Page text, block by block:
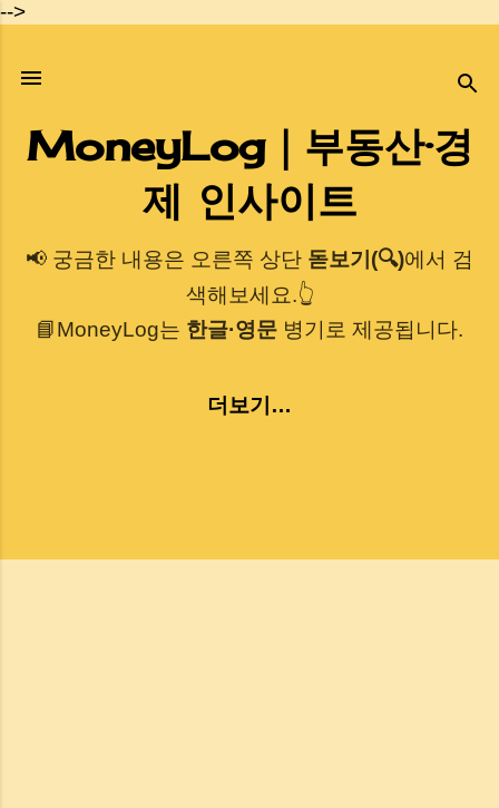
-->
기본 콘텐츠로 건너뛰기
MoneyLog｜부동산·경
제 인사이트
📢 궁금한 내용은 오른쪽 상단 돋보기(🔍)에서 검
색해보세요.👆
📘MoneyLog는 한글·영문 병기로 제공됩니다.
더보기…